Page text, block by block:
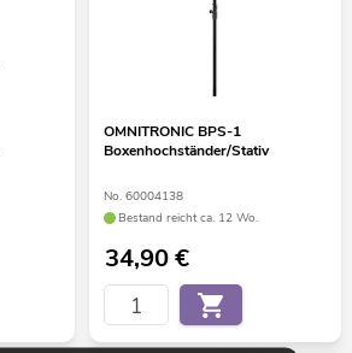
OMNITRONIC BPS-1
Boxenhochständer/Stativ
No. 60004138
Bestand reicht ca. 12 Wo.
34,90€